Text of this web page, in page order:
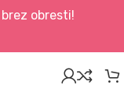
obresti!